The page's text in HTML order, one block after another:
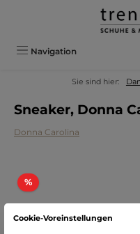
Zum Hauptinhalt springen
Navigation
Sie sind hier:
Sneaker, Donna
Donna Carolina
Bildergalerie überspringen
%Rabatt
Cookie-Voreinstellungen